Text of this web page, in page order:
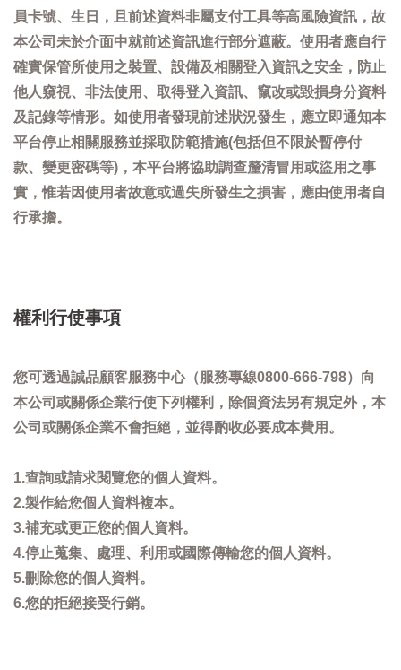
員卡號、生日，且前述資料非屬支付工具等高風險資訊，故
本公司未於介面中就前述資訊進行部分遮蔽。使用者應自行
確實保管所使用之裝置、設備及相關登入資訊之安全，防止
他人窺視、非法使用、取得登入資訊、竄改或毀損身分資料
及記錄等情形。如使用者發現前述狀況發生，應立即通知本
平台停止相關服務並採取防範措施(包括但不限於暫停付
款、變更密碼等)，本平台將協助調查釐清冒用或盜用之事
實，惟若因使用者故意或過失所發生之損害，應由使用者自
行承擔。
權利行使事項
您可透過誠品顧客服務中心（服務專線0800-666-798）向
本公司或關係企業行使下列權利，除個資法另有規定外，本
公司或關係企業不會拒絕，並得酌收必要成本費用。
1.查詢或請求閱覽您的個人資料。
2.製作給您個人資料複本。
3.補充或更正您的個人資料。
4.停止蒐集、處理、利用或國際傳輸您的個人資料。
5.刪除您的個人資料。
6.您的拒絕接受行銷。